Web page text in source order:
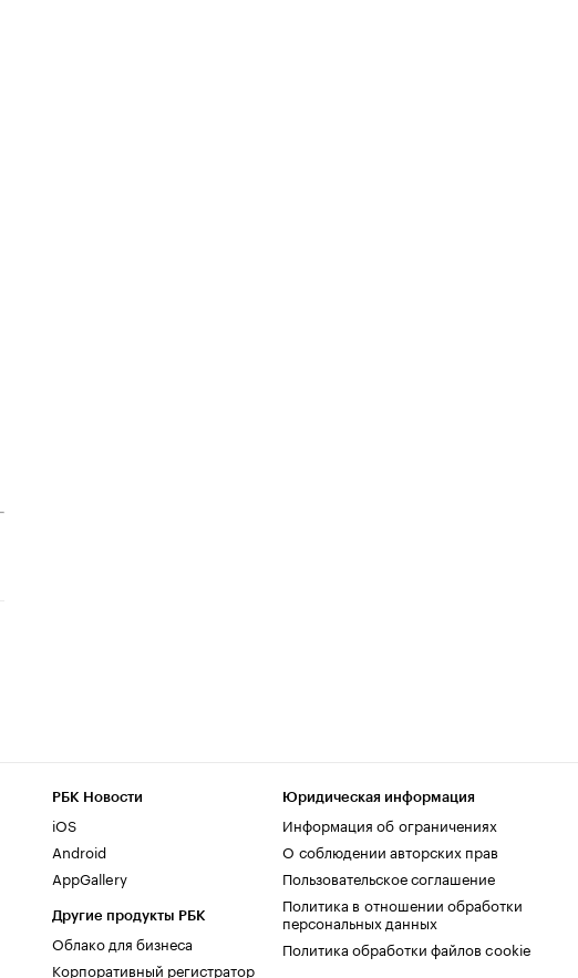
РБК Новости
iOS
Android
AppGallery
Другие продукты РБК
Облако для бизнеса
Корпоративный регистратор
Юридическая информация
Информация об ограничениях
О соблюдении авторских прав
Пользовательское соглашение
Политика в отношении обработки
персональных данных
Политика обработки файлов cookie